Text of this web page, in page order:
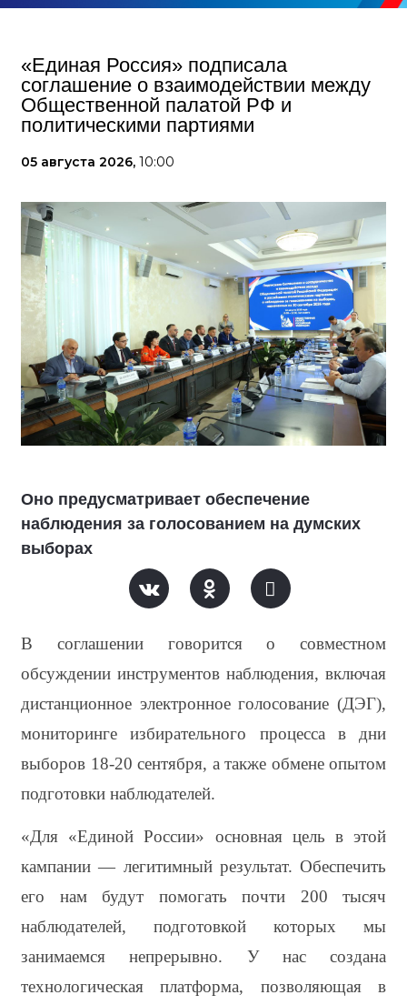
«Единая Россия» подписала
соглашение о взаимодействии между
Общественной палатой РФ и
политическими партиями
05 августа 2026, 10:00
Оно предусматривает обеспечение
наблюдения за голосованием на думских
выборах
В соглашении говорится о совместном
обсуждении инструментов наблюдения, включая
дистанционное электронное голосование (ДЭГ),
мониторинге избирательного процесса в дни
выборов 18-20 сентября, а также обмене опытом
подготовки наблюдателей.
«Для «Единой России» основная цель в этой
кампании — легитимный результат. Обеспечить
его нам будут помогать почти 200 тысяч
наблюдателей, подготовкой которых мы
занимаемся непрерывно. У нас создана
технологическая платформа, позволяющая в